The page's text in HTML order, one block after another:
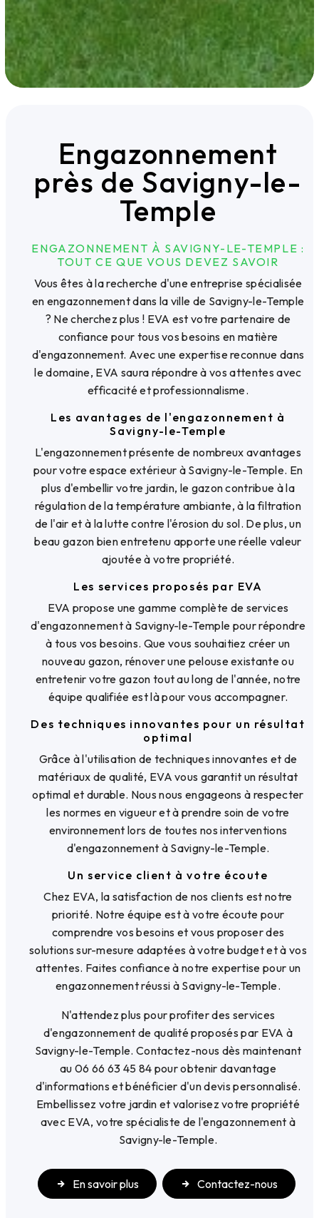
Engazonnement
près de Savigny-le-
Temple
ENGAZONNEMENT À SAVIGNY-LE-TEMPLE :
TOUT CE QUE VOUS DEVEZ SAVOIR
Vous êtes à la recherche d'une entreprise spécialisée
en engazonnement dans la ville de Savigny-le-Temple
? Ne cherchez plus ! EVA est votre partenaire de
confiance pour tous vos besoins en matière
d'engazonnement. Avec une expertise reconnue dans
le domaine, EVA saura répondre à vos attentes avec
efficacité et professionnalisme.
Les avantages de l'engazonnement à
Savigny-le-Temple
L'engazonnement présente de nombreux avantages
pour votre espace extérieur à Savigny-le-Temple. En
plus d'embellir votre jardin, le gazon contribue à la
régulation de la température ambiante, à la filtration
de l'air et à la lutte contre l'érosion du sol. De plus, un
beau gazon bien entretenu apporte une réelle valeur
ajoutée à votre propriété.
Les services proposés par EVA
EVA propose une gamme complète de services
d'engazonnement à Savigny-le-Temple pour répondre
à tous vos besoins. Que vous souhaitiez créer un
nouveau gazon, rénover une pelouse existante ou
entretenir votre gazon tout au long de l'année, notre
équipe qualifiée est là pour vous accompagner.
Des techniques innovantes pour un résultat
optimal
Grâce à l'utilisation de techniques innovantes et de
matériaux de qualité, EVA vous garantit un résultat
optimal et durable. Nous nous engageons à respecter
les normes en vigueur et à prendre soin de votre
environnement lors de toutes nos interventions
d'engazonnement à Savigny-le-Temple.
Un service client à votre écoute
Chez EVA, la satisfaction de nos clients est notre
priorité. Notre équipe est à votre écoute pour
comprendre vos besoins et vous proposer des
solutions sur-mesure adaptées à votre budget et à vos
attentes. Faites confiance à notre expertise pour un
engazonnement réussi à Savigny-le-Temple.
N'attendez plus pour profiter des services
d'engazonnement de qualité proposés par EVA à
Savigny-le-Temple. Contactez-nous dès maintenant
au 06 66 63 45 84 pour obtenir davantage
d'informations et bénéficier d'un devis personnalisé.
Embellissez votre jardin et valorisez votre propriété
avec EVA, votre spécialiste de l'engazonnement à
Savigny-le-Temple.
En savoir plus Contactez-nous